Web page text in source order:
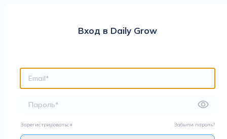
Вход в Daily Grow
Зарегистрироваться Забыли пароль?